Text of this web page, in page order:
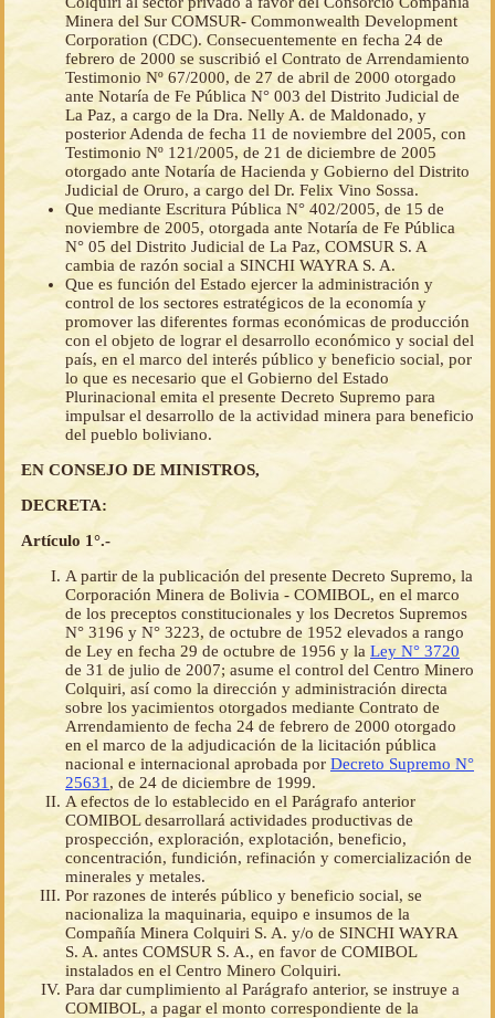
Minera del Sur COMSUR- Commonwealth Development
Corporation (CDC). Consecuentemente en fecha 24 de
febrero de 2000 se suscribió el Contrato de Arrendamiento
Testimonio Nº 67/2000, de 27 de abril de 2000 otorgado
ante Notaría de Fe Pública N° 003 del Distrito Judicial de
La Paz, a cargo de la Dra. Nelly A. de Maldonado, y
posterior Adenda de fecha 11 de noviembre del 2005, con
Testimonio Nº 121/2005, de 21 de diciembre de 2005
otorgado ante Notaría de Hacienda y Gobierno del Distrito
Judicial de Oruro, a cargo del Dr. Felix Vino Sossa.
Que mediante Escritura Pública N° 402/2005, de 15 de
noviembre de 2005, otorgada ante Notaría de Fe Pública
N° 05 del Distrito Judicial de La Paz, COMSUR S. A
cambia de razón social a SINCHI WAYRA S. A.
Que es función del Estado ejercer la administración y
control de los sectores estratégicos de la economía y
promover las diferentes formas económicas de producción
con el objeto de lograr el desarrollo económico y social del
país, en el marco del interés público y beneficio social, por
lo que es necesario que el Gobierno del Estado
Plurinacional emita el presente Decreto Supremo para
impulsar el desarrollo de la actividad minera para beneficio
del pueblo boliviano.
EN CONSEJO DE MINISTROS,
DECRETA:
Artículo 1°.-
A partir de la publicación del presente Decreto Supremo, la
Corporación Minera de Bolivia - COMIBOL, en el marco
de los preceptos constitucionales y los Decretos Supremos
N° 3196 y N° 3223, de octubre de 1952 elevados a rango
de Ley en fecha 29 de octubre de 1956 y la Ley N° 3720
de 31 de julio de 2007; asume el control del Centro Minero
Colquiri, así como la dirección y administración directa
sobre los yacimientos otorgados mediante Contrato de
Arrendamiento de fecha 24 de febrero de 2000 otorgado
en el marco de la adjudicación de la licitación pública
nacional e internacional aprobada por Decreto Supremo N°
25631 , de 24 de diciembre de 1999.
A efectos de lo establecido en el Parágrafo anterior
COMIBOL desarrollará actividades productivas de
prospección, exploración, explotación, beneficio,
concentración, fundición, refinación y comercialización de
minerales y metales.
Por razones de interés público y beneficio social, se
nacionaliza la maquinaria, equipo e insumos de la
Compañía Minera Colquiri S. A. y/o de SINCHI WAYRA
S. A. antes COMSUR S. A., en favor de COMIBOL
instalados en el Centro Minero Colquiri.
Para dar cumplimiento al Parágrafo anterior, se instruye a
COMIBOL, a pagar el monto correspondiente de la